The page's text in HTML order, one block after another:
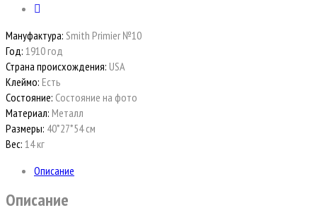
Мануфактура: Smith Primier №10
Год: 1910 год
Страна происхождения: USA
Клеймо: Есть
Состояние: Состояние на фото
Материал: Металл
Размеры: 40*27*54 см
Вес: 14 кг
Описание
Описание